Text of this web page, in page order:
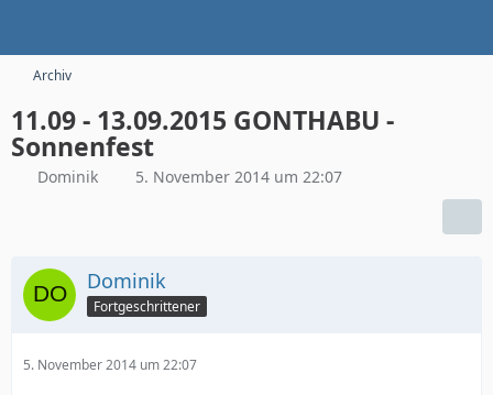
Archiv
11.09 - 13.09.2015 GONTHABU -
Sonnenfest
Dominik 5. November 2014 um 22:07
Dominik
Fortgeschrittener
5. November 2014 um 22:07